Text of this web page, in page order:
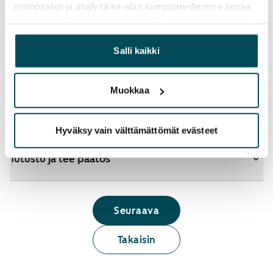
mainosalan ja analytiikka-alan kumppaneillemme tietoja
yhdistää näitä tietoja muihin tietoihin, joita olet antanut
heille tai joita on kerätty, kun olet käyttänyt heidän
palvelujaan.
Salli kaikki
Muokkaa
Hyväksy vain välttämättömät evästeet
Katso tarkemmat ohjeet
Lisää koteja hakemukselle
Tunnistaudu ja hae
Tutustu ja tee päätös
Takaisin
Seuraava